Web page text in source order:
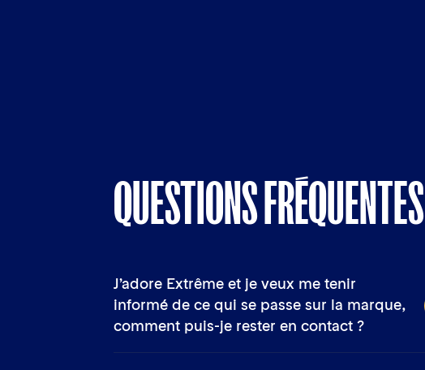
QUESTIONS FRÉQUENTES
J’adore Extrême et je veux me tenir
informé de ce qui se passe sur la marque,
comment puis-je rester en contact ?